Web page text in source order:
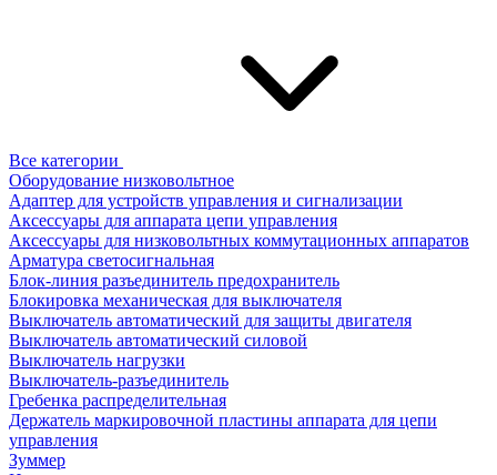
Все категории
Оборудование низковольтное
Адаптер для устройств управления и сигнализации
Аксессуары для аппарата цепи управления
Аксессуары для низковольтных коммутационных аппаратов
Арматура светосигнальная
Блок-линия разъединитель предохранитель
Блокировка механическая для выключателя
Выключатель автоматический для защиты двигателя
Выключатель автоматический силовой
Выключатель нагрузки
Выключатель-разъединитель
Гребенка распределительная
Держатель маркировочной пластины аппарата для цепи
управления
Зуммер